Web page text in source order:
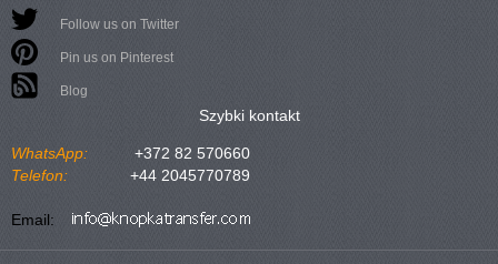
Follow us on Twitter
Pin us on Pinterest
Blog
Szybki kontakt
WhatsApp:
+372 82 570660
Telefon:
+44 2045770789
Email: